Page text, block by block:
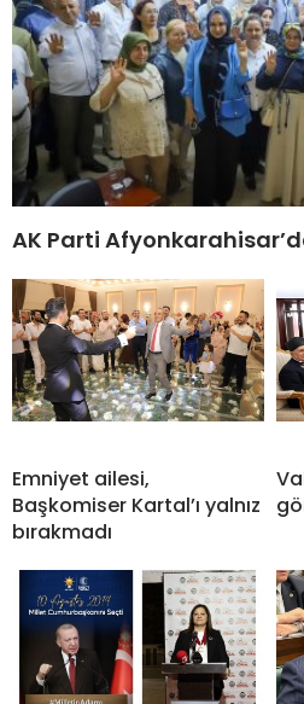
AK Parti
Emniyet ailesi,
Başkomiser Kartal’ı yalnız
bırakmadı